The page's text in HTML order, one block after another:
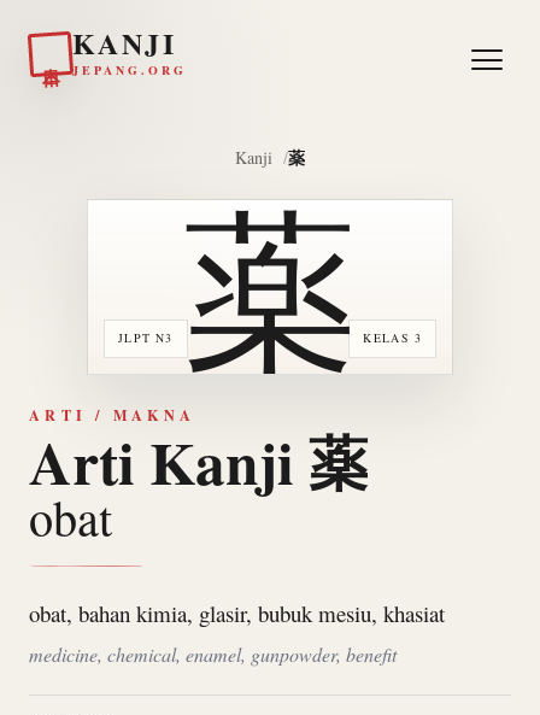
KANJI
JEPANG.ORG
Kanji 薬
JLPT N3 KELAS 3
薬
ARTI / MAKNA
Arti Kanji 薬
obat
obat, bahan kimia, glasir, bubuk mesiu, khasiat
medicine, chemical, enamel, gunpowder, benefit